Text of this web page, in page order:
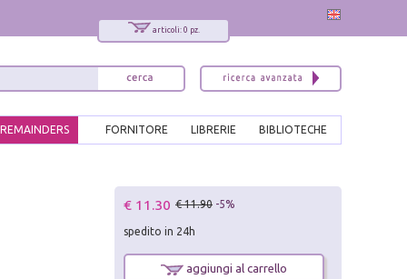
articoli: 0 pz.
BIBLIOTECHE
LIBRERIE
FORNITORE
REMAINDERS
€ 11.30 € 11.90 -5%
spedito in 24h
aggiungi al carrello
x
Interessato ai nostri libri?
Sarai informato delle nostre novità, potrai
comunque cancellarti quando desideri.